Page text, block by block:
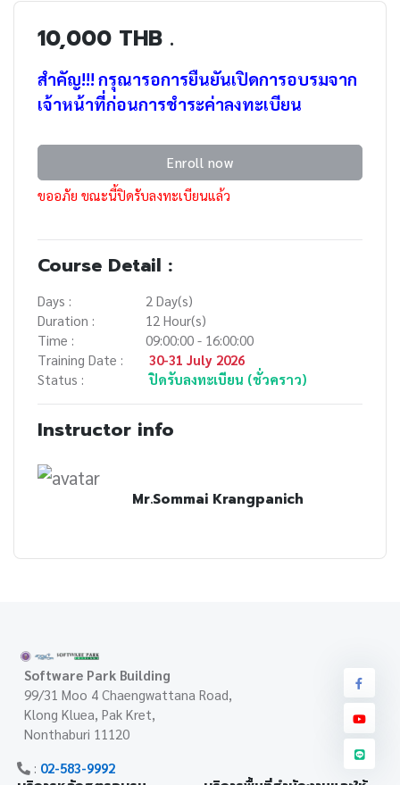
10,000 THB .
สำคัญ!!! กรุณารอการยืนยันเปิดการอบรมจาก
เจ้าหน้าที่ก่อนการชำระค่าลงทะเบียน
Enroll now
ขออภัย ขณะนี้ปิดรับลงทะเบียนแล้ว
Course Detail :
Days :
2 Day(s)
Duration :
12 Hour(s)
Time :
09:00:00 - 16:00:00
Training Date :
30-31 July 2026
Status :
ปิดรับลงทะเบียน (ชั่วคราว)
Instructor info
Mr.Sommai Krangpanich
Software Park Building
99/31 Moo 4 Chaengwattana Road,
Klong Kluea, Pak Kret,
Nonthaburi 11120
: 02-583-9992